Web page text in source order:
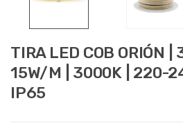
TIRA LED COB ORIÓN |
15W/M | 3000K | 220-
IP65